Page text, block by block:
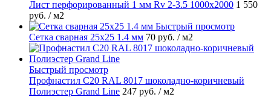
Лист перфорированный 1 мм Rv 2-3.5 1000х2000 1 550
руб. / м2
Быстрый просмотр
Сетка сварная 25х25 1.4 мм 70 руб. / м2
Быстрый просмотр
Профнастил С20 RAL 8017 шоколадно-коричневый
Полиэстер Grand Line 247 руб. / м2